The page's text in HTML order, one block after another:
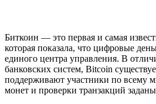
Биткоин — это первая и самая
которая показала, что цифровые
единого центра управления. В
банковских систем, Bitcoin
поддерживают участники по всему
монет и проверки транзакций